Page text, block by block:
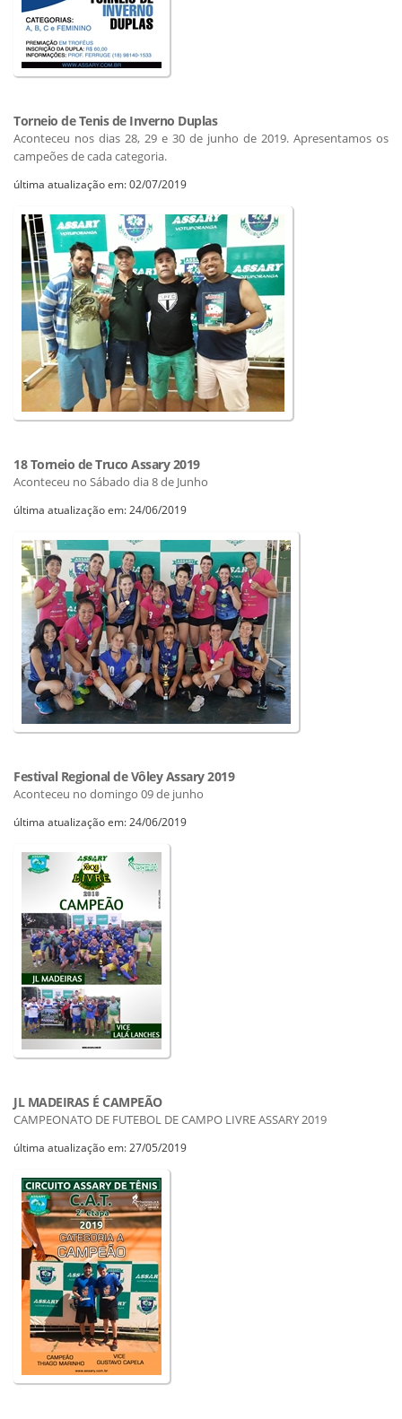
Torneio de Tenis de Inverno Duplas
Aconteceu nos dias 28, 29 e 30 de junho de 2019. Apresentamos os
campeões de cada categoria.
última atualização em: 02/07/2019
18 Torneio de Truco Assary 2019
Aconteceu no Sábado dia 8 de Junho
última atualização em: 24/06/2019
Festival Regional de Vôley Assary 2019
Aconteceu no domingo 09 de junho
última atualização em: 24/06/2019
JL MADEIRAS É CAMPEÃO
CAMPEONATO DE FUTEBOL DE CAMPO LIVRE ASSARY 2019
última atualização em: 27/05/2019